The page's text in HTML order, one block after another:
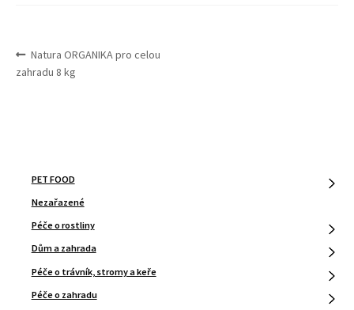
NAVIGACE
PRO
Předchozí
příspěvek:
Natura ORGANIKA pro celou
zahradu 8 kg
PET FOOD
Nezařazené
Péče o rostliny
Dům a zahrada
Péče o trávník, stromy a keře
Péče o zahradu